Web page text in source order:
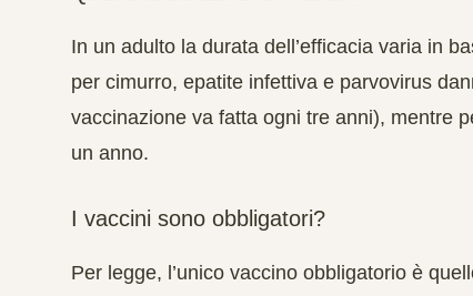
In un adulto la durata dell’efficacia varia in
per cimurro, epatite infettiva e parvovirus
vaccinazione va fatta ogni tre anni), mentre
un anno.
I vaccini sono obbligatori?
Per legge, l’unico vaccino obbligatorio è